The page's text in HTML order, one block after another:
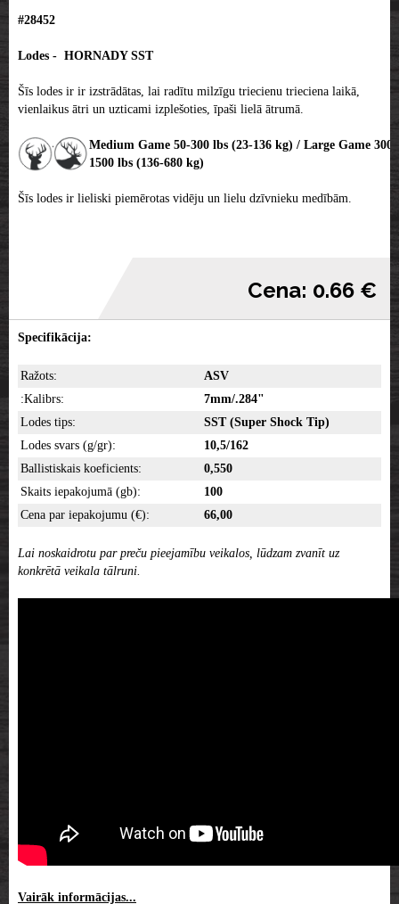
#28452
Lodes - HORNADY SST
Šīs lodes ir ir izstrādātas, lai radītu milzīgu triecienu trieciena laikā,
vienlaikus ātri un uzticami izplešoties, īpaši lielā ātrumā.
Medium Game 50-300 lbs (23-136 kg) / Large Game 300-
1500 lbs (136-680 kg)
Šīs lodes ir lieliski piemērotas vidēju un lielu dzīvnieku medībām.
Cena: 0.66 €
Specifikācija:
Ražots:
ASV
:Kalibrs:
7mm/.284"
Lodes tips:
SST (Super Shock Tip)
Lodes svars (g/gr):
10,5/162
Ballistiskais koeficients:
0,550
Skaits iepakojumā (gb):
100
Cena par iepakojumu (€):
66,00
Lai noskaidrotu par preču pieejamību veikalos, lūdzam zvanīt uz
konkrētā veikala tālruni.
Vairāk informācijas...